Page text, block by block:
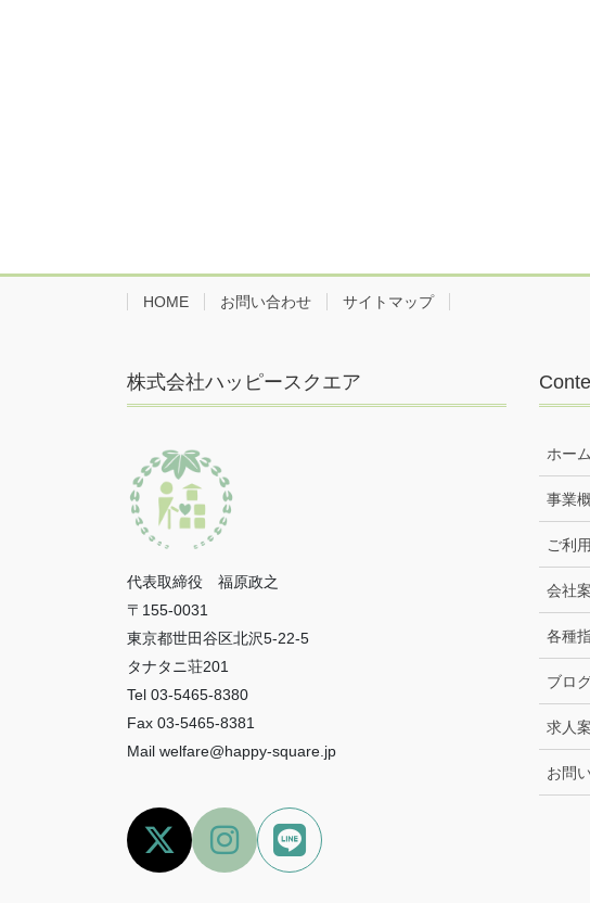
HOME お問い合わせ サイトマップ
株式会社ハッピースクエア
代表取締役 福原政之
〒155-0031
東京都世田谷区北沢5-22-5
タナタニ荘201
Tel 03-5465-8380
Fax 03-5465-8381
Mail welfare@happy-square.jp
ホーム
事業
ご利
会社
各種
ブロ
求人
お問